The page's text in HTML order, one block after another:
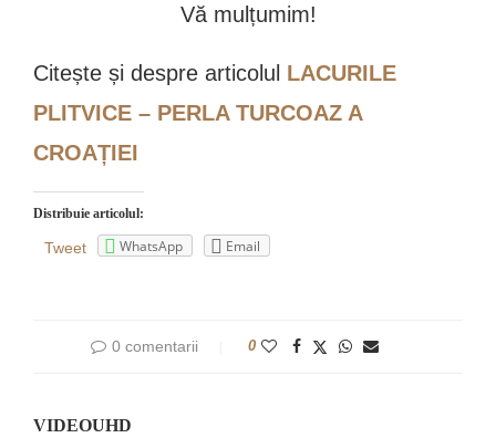
Vă mulțumim!
Citește și despre articolul LACURILE
PLITVICE – PERLA TURCOAZ A
CROAȚIEI
Distribuie articolul:
Tweet WhatsApp Email
0 comentarii 0
VIDEOUHD